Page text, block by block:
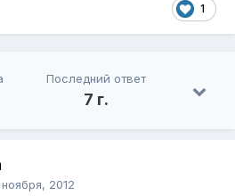
1
Последний ответ
7 г.
2012